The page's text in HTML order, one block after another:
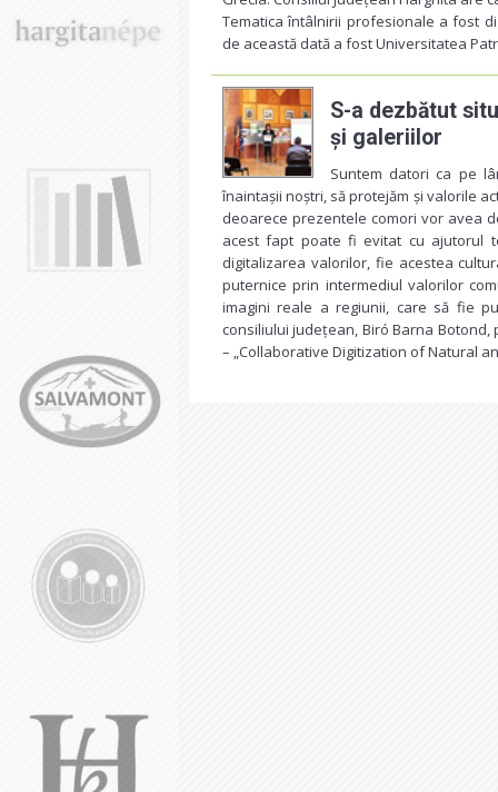
Tematica întâlnirii profesionale a fost
de această dată a fost Universitatea
S-a dezbătut
și galeriilor
Suntem datori ca pe
înaintașii noștri, să protejăm și valorile
deoarece prezentele comori vor avea
acest fapt poate fi evitat cu ajutorul
digitalizarea valorilor, fie acestea
puternice prin intermediul valorilor
imagini reale a regiunii, care să fie
consiliului județean, Biró Barna
– „Collaborative Digitization of Natural